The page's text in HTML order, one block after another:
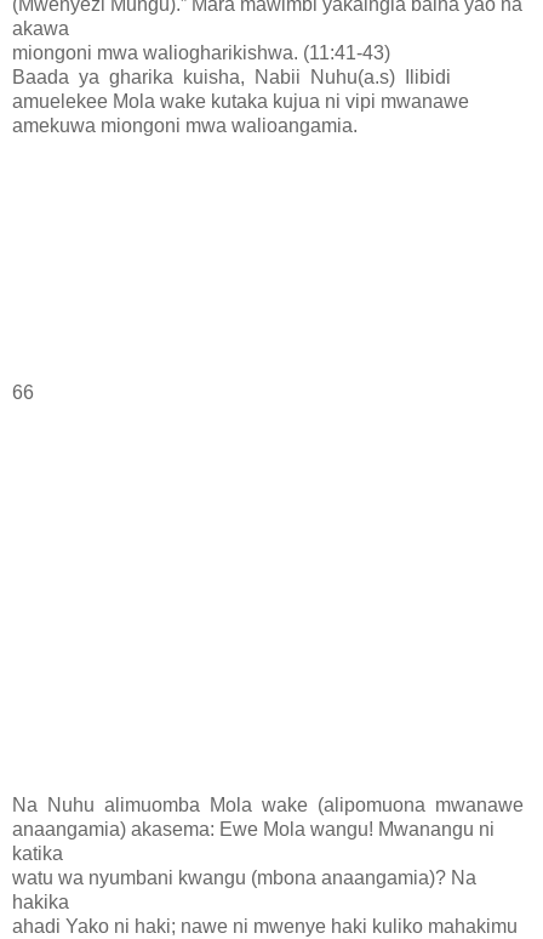
(Mwenyezi Mungu).” Mara mawimbi yakaingia baina yao na
akawa
miongoni mwa waliogharikishwa. (11:41-43)
Baada ya gharika kuisha, Nabii Nuhu(a.s) Ilibidi
amuelekee Mola wake kutaka kujua ni vipi mwanawe
amekuwa miongoni mwa walioangamia.
66
Na Nuhu alimuomba Mola wake (alipomuona mwanawe
anaangamia) akasema: Ewe Mola wangu! Mwanangu ni
katika
watu wa nyumbani kwangu (mbona anaangamia)? Na
hakika
ahadi Yako ni haki; nawe ni mwenye haki kuliko mahakimu